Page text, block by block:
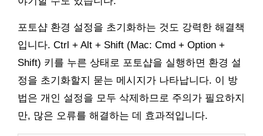
포토샵 환경 설정을 초기화하는 것도 강력한 해결책
입니다. Ctrl + Alt + Shift (Mac: Cmd + Option +
Shift) 키를 누른 상태로 포토샵을 실행하면 환경 설
정을 초기화할지 묻는 메시지가 나타납니다. 이 방
법은 개인 설정을 모두 삭제하므로 주의가 필요하지
만, 많은 오류를 해결하는 데 효과적입니다.